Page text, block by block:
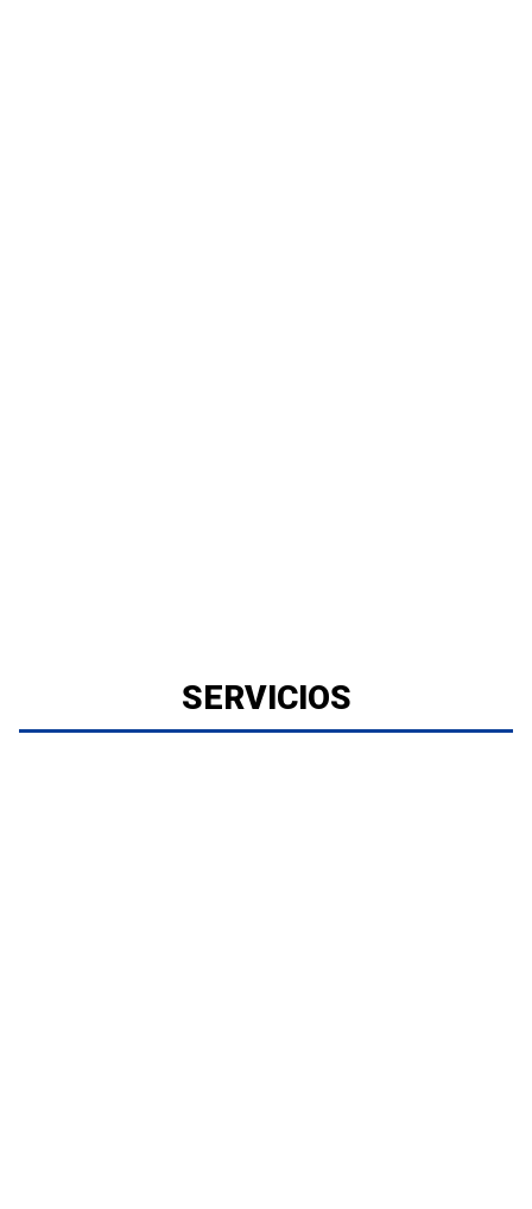
SERVICIOS